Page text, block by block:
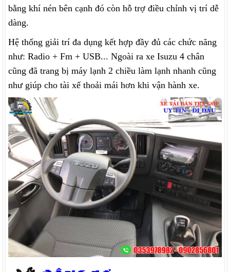
bằng khí nén bên cạnh đó còn hỗ trợ điều chỉnh vị trí dễ
dàng.
Hệ thống giải trí đa dụng kết hợp đầy đủ các chức năng
như: Radio + Fm + USB... Ngoài ra xe Isuzu 4 chân
cũng đã trang bị máy lạnh 2 chiều làm lạnh nhanh cũng
như giúp cho tài xế thoải mái hơn khi vận hành xe.